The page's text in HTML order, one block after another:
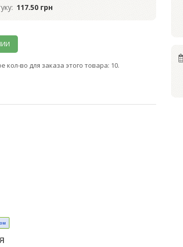
117.50 грн
во для заказа этого товара: 10.